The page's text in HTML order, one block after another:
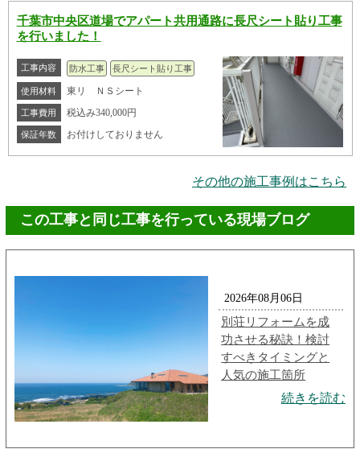
千葉市中央区道場でアパート共用通路に長尺シート貼り工事
を行いました！
工事内容 防水工事 長尺シート貼り工事
使用材料 東リ ＮＳシート
工事費用 税込み340,000円
保証年数 お付けしておりません
その他の施工事例はこちら
この工事と同じ工事を行っている現場ブログ
2026年08月06日
別荘リフォームを成
功させる秘訣！検討
すべきタイミングと
人気の施工箇所
続きを読む